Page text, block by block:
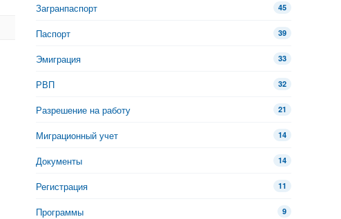
Загранпаспорт 45
Паспорт 39
Эмиграция 33
РВП 32
Разрешение на работу 21
Миграционный учет 14
Документы 14
Регистрация 11
Программы 9